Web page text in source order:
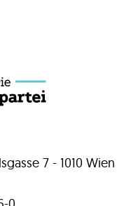
7 - 1010 Wien